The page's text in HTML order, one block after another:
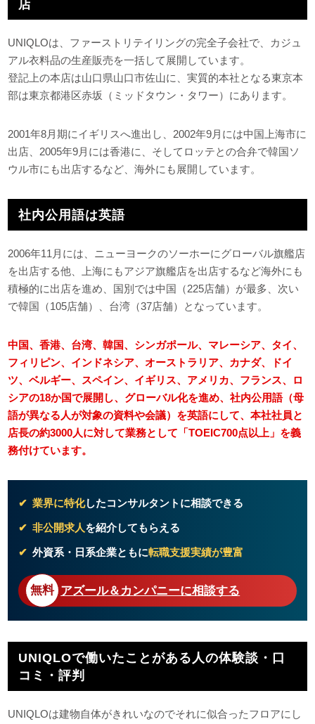
店
UNIQLOは、ファーストリテイリングの完全子会社で、カジュ
アル衣料品の生産販売を一括して展開しています。
登記上の本店は山口県山口市佐山に、実質的本社となる東京本
部は東京都港区赤坂（ミッドタウン・タワー）にあります。
2001年8月期にイギリスへ進出し、2002年9月には中国上海市に
出店、2005年9月には香港に、そしてロッテとの合弁で韓国ソ
ウル市にも出店するなど、海外にも展開しています。
社内公用語は英語
2006年11月には、ニューヨークのソーホーにグローバル旗艦店
を出店する他、上海にもアジア旗艦店を出店するなど海外にも
積極的に出店を進め、国別では中国（225店舗）が最多、次い
で韓国（105店舗）、台湾（37店舗）となっています。
中国、香港、台湾、韓国、シンガポール、マレーシア、タイ、
フィリピン、インドネシア、オーストラリア、カナダ、ドイ
ツ、ベルギー、スペイン、イギリス、アメリカ、フランス、ロ
シアの18か国で展開し、グローバル化を進め、社内公用語（母
語が異なる人が対象の資料や会議）を英語にして、本社社員と
店長の約3000人に対して業務として「TOEIC700点以上」を義
務付けています。
業界に特化したコンサルタントに相談できる
非公開求人を紹介してもらえる
外資系・日系企業ともに転職支援実績が豊富
アズール＆カンパニーに相談する
UNIQLOで働いたことがある人の体験談・口
コミ・評判
UNIQLOは建物自体がきれいなのでそれに似合ったフロアにし